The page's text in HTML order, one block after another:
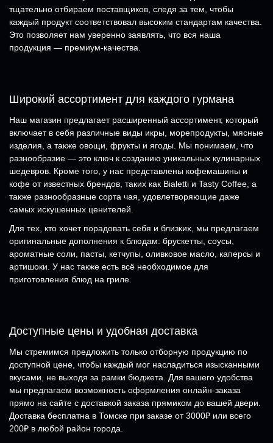
тщательно отбираем поставщиков, следя за тем, чтобы
каждый продукт соответствовал высоким стандартам качества.
Это позволяет нам уверенно заявлять, что вся наша
продукция — премиум-качества.
Широкий ассортимент для каждого гурмана
Наш магазин предлагает расширенный ассортимент, который
включает в себя различные виды икры, морепродукты, мясные
изделия, а также овощи, фрукты и ягоды. Мы понимаем, что
разнообразие — это ключ к созданию уникальных кулинарных
шедевров. Кроме того, у нас представлены кофемашины и
кофе от известных брендов, таких как Bialetti и Tasty Coffee, а
также разнообразные сорта чая, удовлетворяющие даже
самых искушенных ценителей.
Для тех, кто хочет порадовать себя и близких, мы предлагаем
оригинальные дополнения к блюдам: брускетты, соусы,
ароматные соли, пасты, кетчупы, оливковое масло, каперсы и
артишоки. У нас также есть всё необходимое для
приготовления блюд на гриле.
Доступные цены и удобная доставка
Мы стремимся предложить только отборную продукцию по
доступной цене, чтобы каждый мог насладиться изысканными
вкусами, не выходя за рамки бюджета. Для вашего удобства
мы предлагаем возможность оформления онлайн-заказа
прямо на сайте с доставкой заказа прямиком до вашей двери.
Доставка бесплатна в Томске при заказе от 3000₽ или всего
200₽ в любой район города.